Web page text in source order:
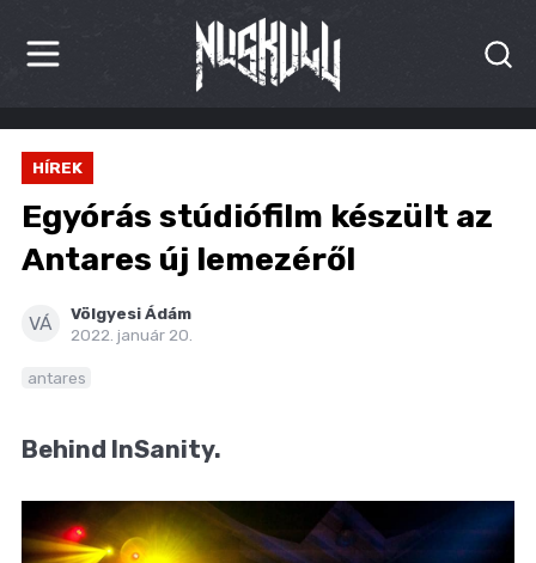
HÍREK
KRITIKÁK
BESZÁMOLÓK
MÁSVILÁG
BLOG
HÍREK
Egyórás stúdiófilm készült az
Antares új lemezéről
VÁ
Völgyesi Ádám
2022. január 20.
antares
Behind InSanity.